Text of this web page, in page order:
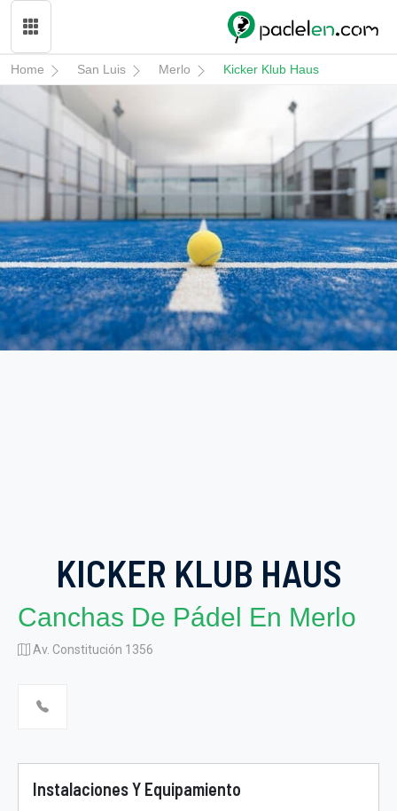
Home San Luis Merlo Kicker Klub Haus
KICKER KLUB HAUS
Canchas De Pádel En Merlo
Av. Constitución 1356
Instalaciones Y Equipamiento